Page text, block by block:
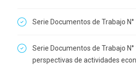
Serie Documentos de Trabajo N°
Serie Documentos de Trabajo
perspectivas de actividades